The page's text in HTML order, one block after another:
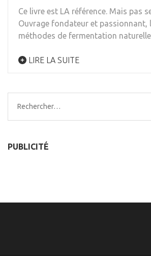
Ce livre est LA référence. Mais pas
Ouvrage fondateur et passionnant,
méthodes de fermentation
LIRE LA SUITE
Rechercher :
PUBLICITÉ